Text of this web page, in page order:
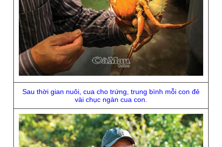
Sau thời gian nuôi, cua cho trứng, trung bình mỗi con đẻ
vài chục ngàn cua con.